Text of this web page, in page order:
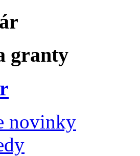
granty
novinky